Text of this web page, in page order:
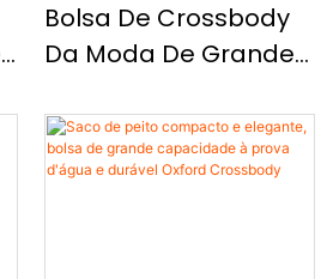
Bolsa De Crossbody
Da Moda De Grande
Simples, Resistente À
Água E Durável Bolsa